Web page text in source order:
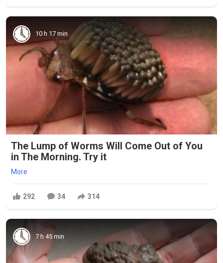
10 h 17 min
The Lump of Worms Will Come Out of You
in The Morning. Try it
More
292 34 314
7 h 45 min